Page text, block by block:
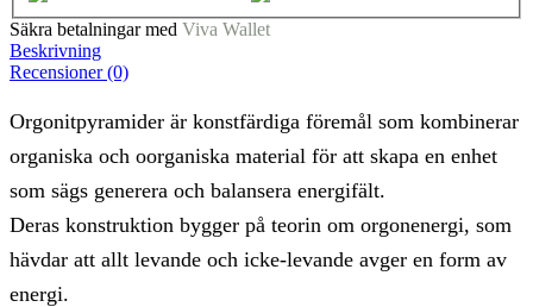
Säkra betalningar med Viva Wallet
Beskrivning
Recensioner (0)
Orgonitpyramider är konstfärdiga föremål som kombinerar
organiska och oorganiska material för att skapa en enhet
som sägs generera och balansera energifält.
Deras konstruktion bygger på teorin om orgonenergi, som
hävdar att allt levande och icke-levande avger en form av
energi.